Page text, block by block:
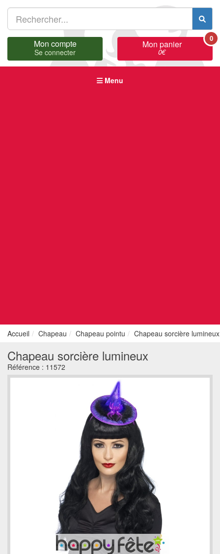
Mon compte
Se connecter
Mon panier
0€
0
Menu
Accueil Chapeau Chapeau pointu Chapeau sorcière lumineux
Chapeau sorcière lumineux
Référence : 11572